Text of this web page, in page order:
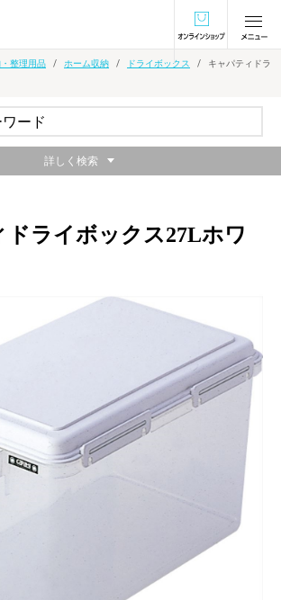
オンラインショ
整理用品 ホーム収納 ドライボックス
キャパティドラ
ドライボックス27Lホワ
の湿度がわかる湿度計のついた、
ック）収納です。
ンゴムを使った密閉方式。乾燥状態が一目で
剤付。中身が見えるクリアボディでスタッキ
詳しく検索